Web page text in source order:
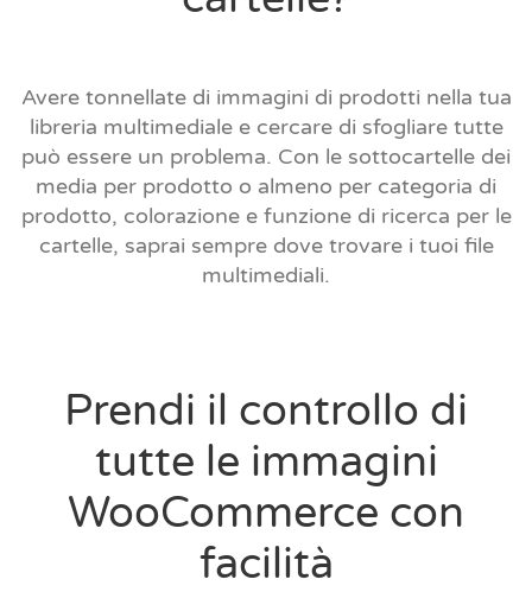
Avere tonnellate di immagini di prodotti nella tua
libreria multimediale e cercare di sfogliare tutte
può essere un problema. Con le sottocartelle dei
media per prodotto o almeno per categoria di
prodotto, colorazione e funzione di ricerca per le
cartelle, saprai sempre dove trovare i tuoi file
multimediali.
Prendi il controllo di
tutte le immagini
WooCommerce con
facilità